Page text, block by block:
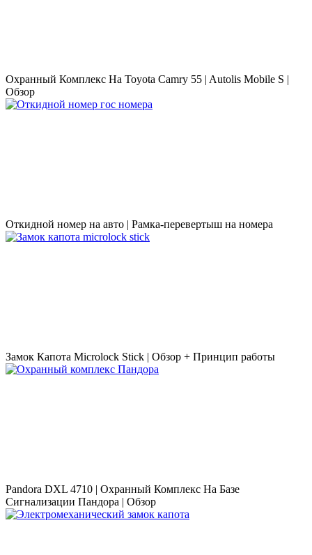
Охранный Комплекс На Toyota Camry 55 | Autolis Mobile S |
Обзор
Откидной номер на авто | Рамка-перевертыш на номера
Замок Капота Microlock Stick | Обзор + Принцип работы
Pandora DXL 4710 | Охранный Комплекс На Базе
Сигнализации Пандора | Обзор